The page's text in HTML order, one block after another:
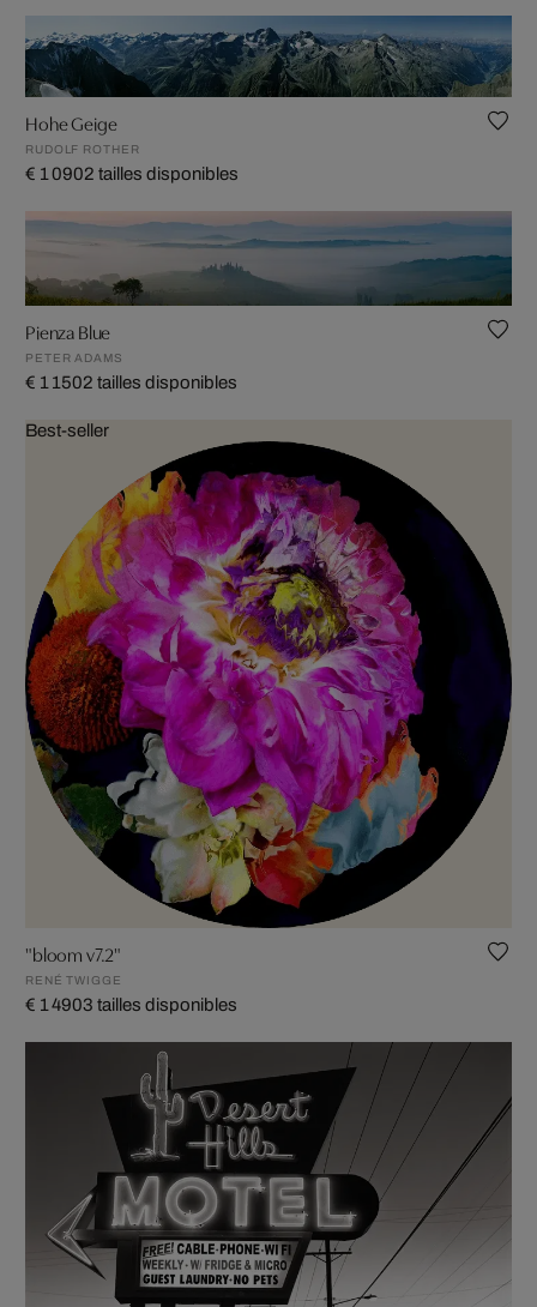
Hohe Geige
RUDOLF ROTHER
€ 1 0902 tailles disponibles
Pienza Blue
PETER ADAMS
€ 1 1502 tailles disponibles
Best-seller
"bloom v7.2"
RENÉ TWIGGE
€ 1 4903 tailles disponibles